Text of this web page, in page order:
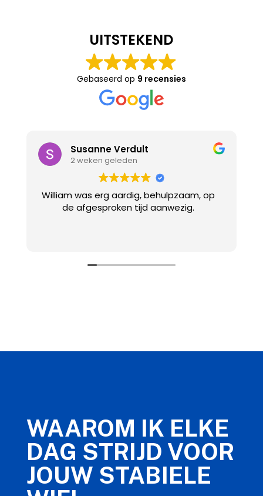
UITSTEKEND
Gebaseerd op 9 recensies
Susanne Verdult
2 weken geleden
William was erg aardig, behulpzaam, op
de afgesproken tijd aanwezig.
WAAROM IK ELKE
DAG STRIJD VOOR
JOUW STABIELE